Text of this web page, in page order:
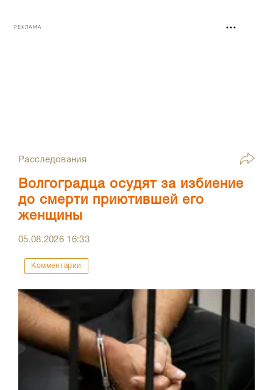
РЕКЛАМА
Расследования
Волгоградца осудят за избиение
до смерти приютившей его
женщины
05.08.2026 16:33
Комментарии